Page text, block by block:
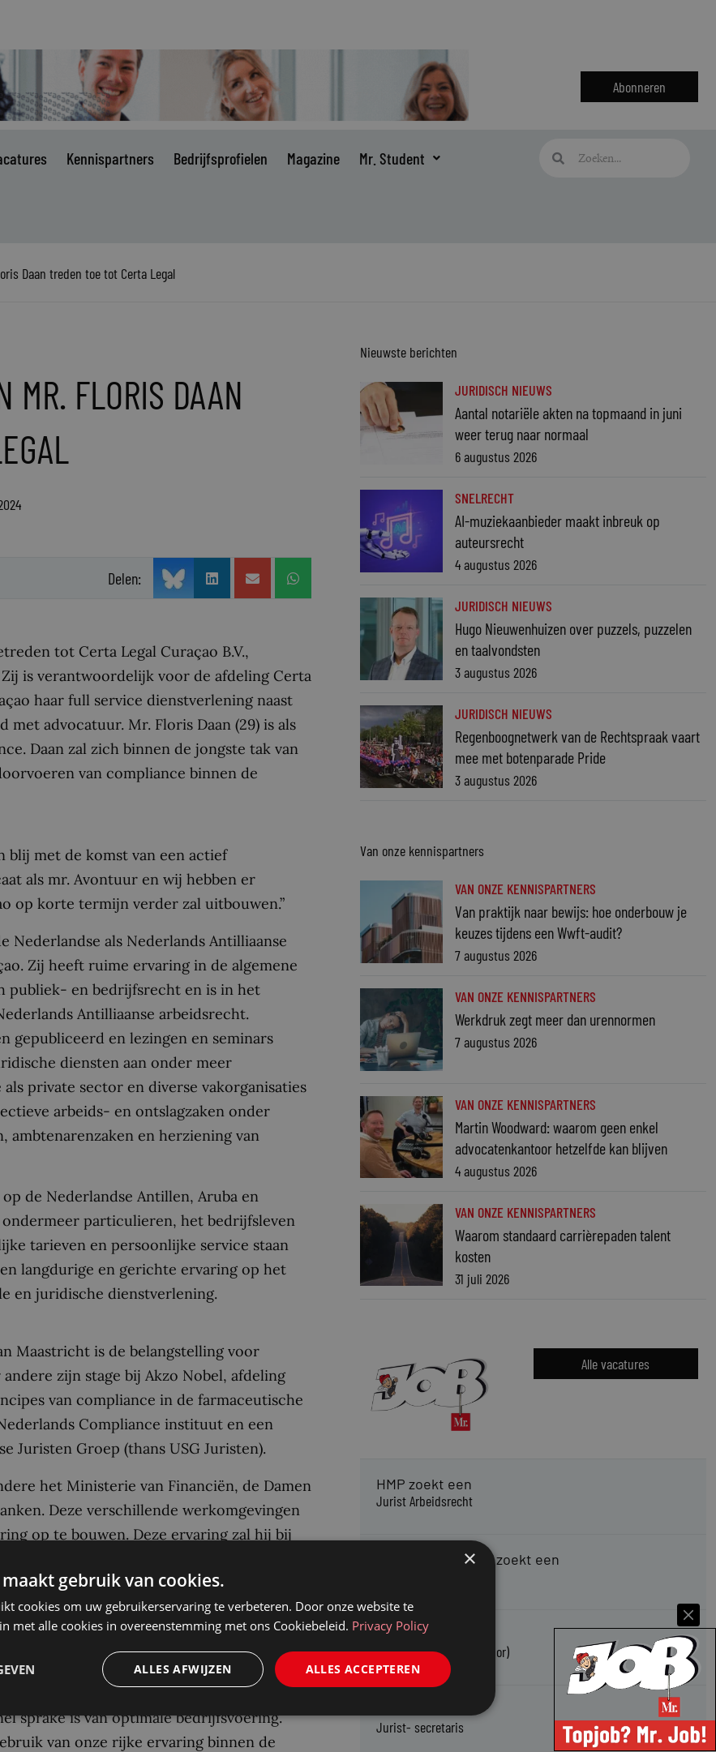
Abonneren
Kennispartners Bedrijfsprofielen Magazine Mr. Student Zoeken
Daan treden toe tot Certa Legal
MR. FLORIS DAAN
Delen:
tot Certa Legal Curaçao B.V.,
is verantwoordelijk voor de afdeling Certa
haar full service dienstverlening naast
advocatuur. Mr. Floris Daan (29) is als
Daan zal zich binnen de jongste tak van
van compliance binnen de
blij met de komst van een actief
als mr. Avontuur en wij hebben er
op korte termijn verder zal uitbouwen.”
Nederlandse als Nederlands Antilliaanse
Zij heeft ruime ervaring in de algemene
publiek- en bedrijfsrecht en is in het
Antilliaanse arbeidsrecht.
gepubliceerd en lezingen en seminars
diensten aan onder meer
private sector en diverse vakorganisaties
arbeids- en ontslagzaken onder
ambtenarenzaken en herziening van
de Nederlandse Antillen, Aruba en
particulieren, het bedrijfsleven
tarieven en persoonlijke service staan
langdurige en gerichte ervaring op het
en juridische dienstverlening.
Maastricht is de belangstelling voor
zijn stage bij Akzo Nobel, afdeling
van compliance in de farmaceutische
Compliance instituut en een
Juristen Groep (thans USG Juristen).
het Ministerie van Financiën, de Damen
Deze verschillende werkomgevingen
op te bouwen. Deze ervaring zal hij bij
van compliance uit te breiden van de
“Certa Legal Compliance zal zich de
de principes van compliance naar
de zorgsector, bouwsector en
niet puur commercieel opereren,
sprake is van optimale bedrijfsvoering.
van onze rijke ervaring binnen de
Nieuwste berichten
JURIDISCH NIEUWS
Aantal notariële akten na topmaand in juni
weer terug naar normaal
6 augustus 2026
SNELRECHT
AI-muziekaanbieder maakt inbreuk op
auteursrecht
4 augustus 2026
JURIDISCH NIEUWS
Hugo Nieuwenhuizen over puzzels, puzzelen
en taalvondsten
3 augustus 2026
JURIDISCH NIEUWS
Regenboognetwerk van de Rechtspraak vaart
mee met botenparade Pride
3 augustus 2026
Van onze kennispartners
VAN ONZE KENNISPARTNERS
Van praktijk naar bewijs: hoe onderbouw je
keuzes tijdens een Wwft-audit?
7 augustus 2026
VAN ONZE KENNISPARTNERS
Werkdruk zegt meer dan urennormen
7 augustus 2026
VAN ONZE KENNISPARTNERS
Martin Woodward: waarom geen enkel
advocatenkantoor hetzelfde kan blijven
4 augustus 2026
VAN ONZE KENNISPARTNERS
Waarom standaard carrièrepaden talent
kosten
31 juli 2026
Alle vacatures
HMP zoekt een
Jurist Arbeidsrecht
Gemeente Meppel zoekt een
CAOP zoekt een
Juridisch adviseur (junior)
Jurist- secretaris
×
gebruik van cookies.
cookies om uw gebruikerservaring te verbeteren. Door onze website te
met alle cookies in overeenstemming met ons Cookiebeleid. Privacy Policy
ALLES ACCEPTEREN
ALLES AFWIJZEN